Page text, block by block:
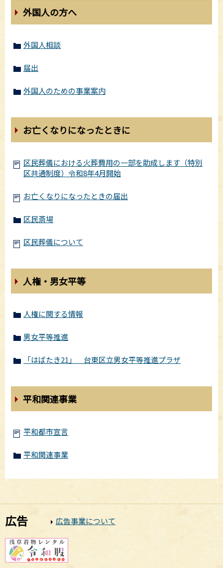
外国人の方へ
外国人相談
届出
外国人のための事業案内
お亡くなりになったときに
区民葬儀における火葬費用の一部を助成します（特別
区共通制度）令和8年4月開始
お亡くなりになったときの届出
区民斎場
区民葬儀について
人権・男女平等
人権に関する情報
男女平等推進
「はばたき21」 台東区立男女平等推進プラザ
平和関連事業
平和都市宣言
平和関連事業
広告 広告事業について